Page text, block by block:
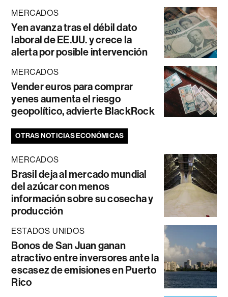
MERCADOS
Yen avanza tras el débil dato
laboral de EE.UU. y crece la
alerta por posible intervención
MERCADOS
Vender euros para comprar
yenes aumenta el riesgo
geopolítico, advierte BlackRock
OTRAS NOTICIAS ECONÓMICAS
MERCADOS
Brasil deja al mercado mundial
del azúcar con menos
información sobre su cosecha y
producción
ESTADOS UNIDOS
Bonos de San Juan ganan
atractivo entre inversores ante la
escasez de emisiones en Puerto
Rico